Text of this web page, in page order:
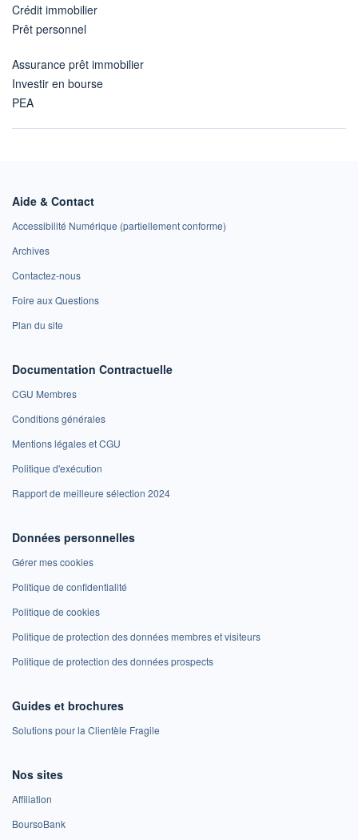
Crédit immobilier
Prêt personnel
Assurance prêt immobilier
Investir en bourse
PEA
Aide & Contact
Accessibilité Numérique (partiellement conforme)
Archives
Contactez-nous
Foire aux Questions
Plan du site
Documentation Contractuelle
CGU Membres
Conditions générales
Mentions légales et CGU
Politique d'exécution
Rapport de meilleure sélection 2024
Données personnelles
Gérer mes cookies
Politique de confidentialité
Politique de cookies
Politique de protection des données membres et visiteurs
Politique de protection des données prospects
Guides et brochures
Solutions pour la Clientèle Fragile
Nos sites
Affiliation
BoursoBank